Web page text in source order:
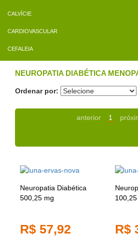
CALVÍCIE
CARDIOVASCULAR
CEFALEIA
NEUROPATIA DIABÉTICA
Ordenar por:
anterior 1
Neuropatia Diabética
500,25 mg
R$ 57,92 R$